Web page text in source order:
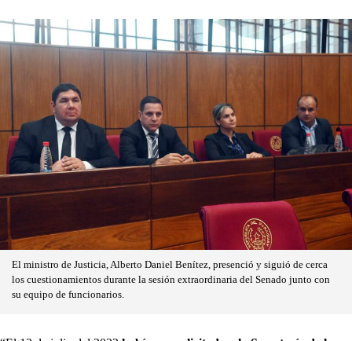
El ministro de Justicia, Alberto Daniel Benítez, presenció y siguió de cerca
los cuestionamientos durante la sesión extraordinaria del Senado junto con
su equipo de funcionarios.